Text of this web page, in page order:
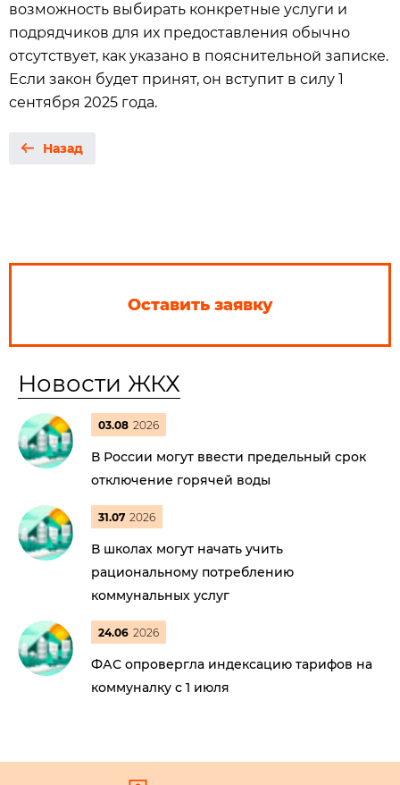
возможность выбирать конкретные услуги и
подрядчиков для их предоставления обычно
отсутствует, как указано в пояснительной записке.
Если закон будет принят, он вступит в силу 1
сентября 2025 года.
Назад
Оставить заявку
Новости ЖКХ
03.08 2026
В России могут ввести предельный срок
отключение горячей воды
31.07 2026
В школах могут начать учить
рациональному потреблению
коммунальных услуг
24.06 2026
ФАС опровергла индексацию тарифов на
коммуналку с 1 июля